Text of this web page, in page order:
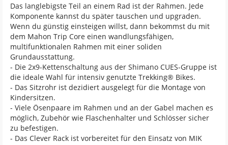
Das langlebigste Teil an einem Rad ist der Rahmen. Jede
Komponente kannst du später tauschen und upgraden.
Wenn du günstig einsteigen willst, dann bekommst du mit
dem Mahon Trip Core einen wandlungsfähigen,
multifunktionalen Rahmen mit einer soliden
Grundausstattung.
- Die 2x9-Kettenschaltung aus der Shimano CUES-Gruppe ist
die ideale Wahl für intensiv genutzte Trekking® Bikes.
- Das Sitzrohr ist dezidiert ausgelegt für die Montage von
Kindersitzen.
- Viele Ösenpaare im Rahmen und an der Gabel machen es
möglich, Zubehör wie Flaschenhalter und Schlösser sicher
zu befestigen.
- Das Clever Rack ist vorbereitet für den Einsatz von MIK